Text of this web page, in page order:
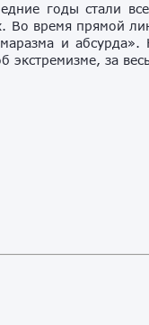
годы стали
Во время прямой
и
за